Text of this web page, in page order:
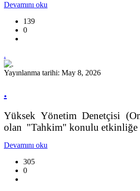
Devamını oku
139
0
.
Yayınlanma tarihi: May 8, 2026
.
Yüksek Yönetim Denetçisi
olan "Tahkim" konulu etkinliğe
Devamını oku
305
0